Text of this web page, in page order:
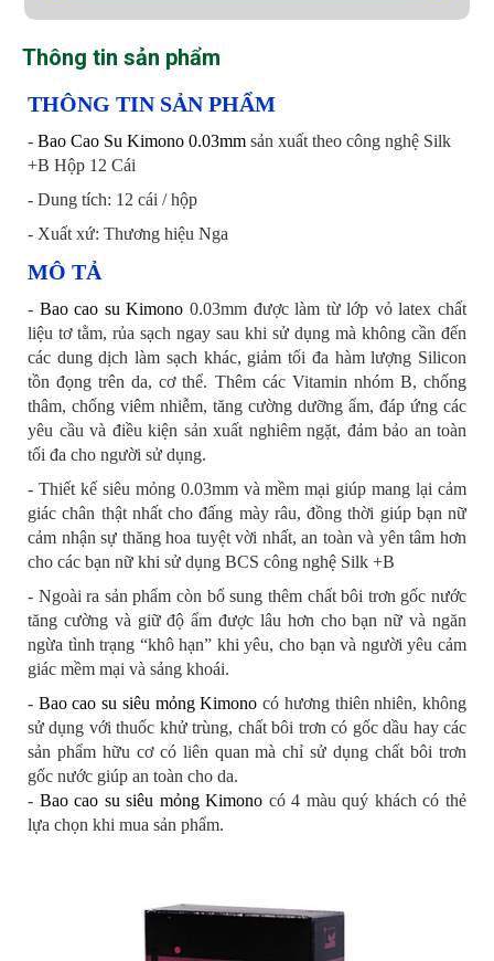
Thông tin sản phẩm
THÔNG TIN SẢN PHẨM
- Bao Cao Su Kimono 0.03mm sản xuất theo công nghệ Silk
+B Hộp 12 Cái
- Dung tích: 12 cái / hộp
- Xuất xứ: Thương hiệu Nga
MÔ TẢ
- Bao cao su Kimono 0.03mm được làm từ lớp vỏ latex chất
liệu tơ tằm, rủa sạch ngay sau khi sử dụng mà không cần đến
các dung dịch làm sạch khác, giảm tối đa hàm lượng Silicon
tồn đọng trên da, cơ thể. Thêm các Vitamin nhóm B, chống
thâm, chống viêm nhiễm, tăng cường dưỡng ẩm, đáp ứng các
yêu cầu và điều kiện sản xuất nghiêm ngặt, đảm bảo an toàn
tối đa cho người sử dụng.
- Thiết kế siêu mỏng 0.03mm và mềm mại giúp mang lại cảm
giác chân thật nhất cho đấng mày râu, đồng thời giúp bạn nữ
cảm nhận sự thăng hoa tuyệt vời nhất, an toàn và yên tâm hơn
cho các bạn nữ khi sử dụng BCS công nghệ Silk +B
- Ngoài ra sản phẩm còn bổ sung thêm chất bôi trơn gốc nước
tăng cường và giữ độ ẩm được lâu hơn cho bạn nữ và ngăn
ngừa tình trạng “khô hạn” khi yêu, cho bạn và người yêu cảm
giác mềm mại và sảng khoái.
- Bao cao su siêu mỏng Kimono có hương thiên nhiên, không
sử dụng với thuốc khử trùng, chất bôi trơn có gốc dầu hay các
sản phẩm hữu cơ có liên quan mà chỉ sử dụng chất bôi trơn
gốc nước giúp an toàn cho da.
- Bao cao su siêu mỏng Kimono có 4 màu quý khách có thẻ
lựa chọn khi mua sản phẩm.